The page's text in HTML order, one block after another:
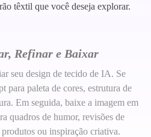
têxtil que você deseja explorar.
Refinar e Baixar
seu design de tecido de IA. Se
para paleta de cores, estrutura de
Em seguida, baixe a imagem em
quadros de humor, revisões de
ou inspiração criativa.